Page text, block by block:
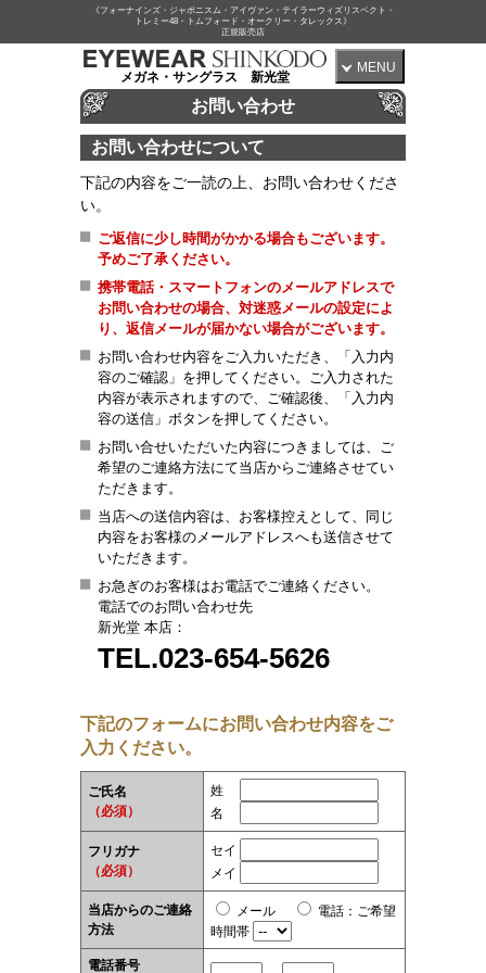
《フォーナインズ・ジャポニスム・アイヴァン・テイラーウィズリスペクト・
トレミー48・トムフォード・オークリー・タレックス》
正規販売店
メガネ・サングラス 新光堂
MENU
お問い合わせ
お問い合わせについて
下記の内容をご一読の上、お問い合わせくださ
い。
ご返信に少し時間がかかる場合もございます。
予めご了承ください。
携帯電話・スマートフォンのメールアドレスで
お問い合わせの場合、対迷惑メールの設定によ
り、返信メールが届かない場合がございます。
お問い合わせ内容をご入力いただき、「入力内
容のご確認」を押してください。ご入力された
内容が表示されますので、ご確認後、「入力内
容の送信」ボタンを押してください。
お問い合せいただいた内容につきましては、ご
希望のご連絡方法にて当店からご連絡させてい
ただきます。
当店への送信内容は、お客様控えとして、同じ
内容をお客様のメールアドレスへも送信させて
いただきます。
お急ぎのお客様はお電話でご連絡ください。
電話でのお問い合わせ先
新光堂 本店：
TEL.023-654-5626
下記のフォームにお問い合わせ内容をご
入力ください。
ご氏名
（必須）
姓
名
フリガナ
（必須）
セイ
メイ
当店からのご連絡
方法
メール 電話 ： ご希望
時間帯
電話番号